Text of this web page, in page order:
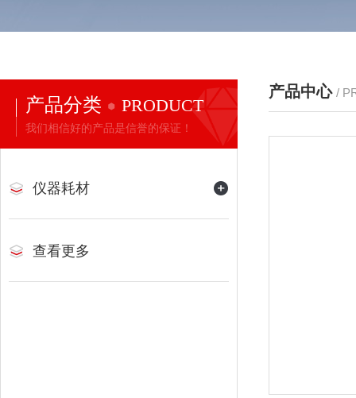
产品分类 PRODUCT
我们相信好的产品是信誉的保证！
仪器耗材
查看更多
产品中心 /